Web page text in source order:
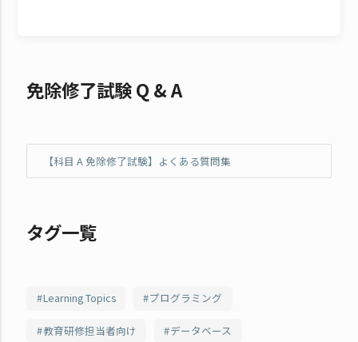
免除修了試験 Q & A
【科目 A 免除修了試験】よくある質問集
タグ一覧
Learning Topics プログラミング
教育研修担当者向け データベース